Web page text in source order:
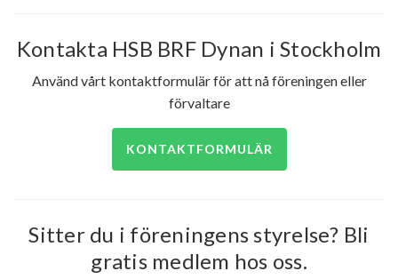
Kontakta HSB BRF Dynan i Stockholm
Använd vårt kontaktformulär för att nå föreningen eller
förvaltare
KONTAKTFORMULÄR
Sitter du i föreningens styrelse? Bli
gratis medlem hos oss.